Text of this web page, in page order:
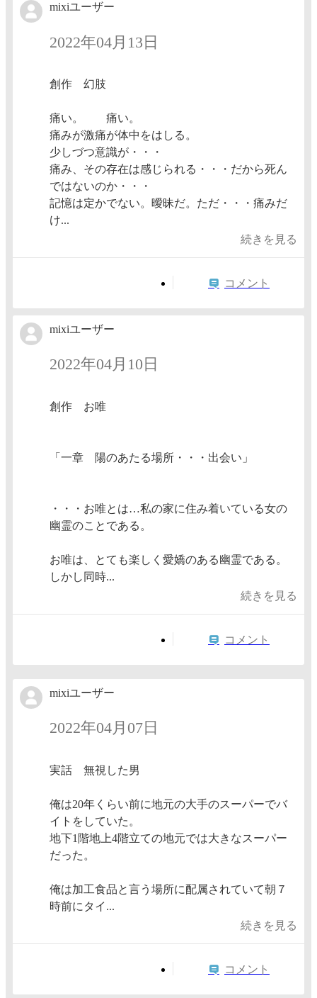
mixiユーザー
2022年04月13日
創作 幻肢
痛い。 痛い。
痛みが激痛が体中をはしる。
少しづつ意識が・・・
痛み、その存在は感じられる・・・だから死ん
ではないのか・・・
記憶は定かでない。曖昧だ。ただ・・・痛みだ
け...
続きを見る
コメント
mixiユーザー
2022年04月10日
創作 お唯
「一章 陽のあたる場所・・・出会い」
・・・お唯とは…私の家に住み着いている女の
幽霊のことである。
お唯は、とても楽しく愛嬌のある幽霊である。
しかし同時...
続きを見る
コメント
mixiユーザー
2022年04月07日
実話 無視した男
俺は20年くらい前に地元の大手のスーパーでバ
イトをしていた。
地下1階地上4階立ての地元では大きなスーパー
だった。
俺は加工食品と言う場所に配属されていて朝７
時前にタイ...
続きを見る
コメント